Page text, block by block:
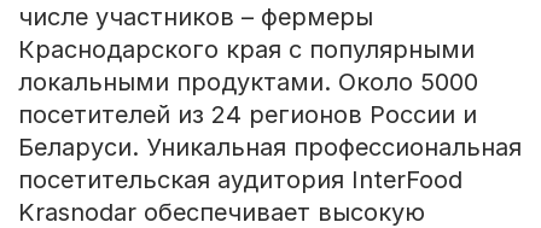
числе участников – фермеры
Краснодарского края с популярными
локальными продуктами. Около 5000
посетителей из 24 регионов России и
Беларуси. Уникальная профессиональная
посетительская аудитория InterFood
Krasnodar обеспечивает высокую